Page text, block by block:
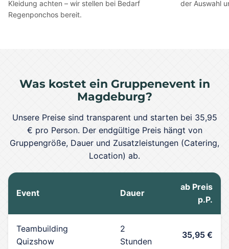
Kleidung achten – wir stellen bei Bedarf
Regenponchos bereit.
der Auswahl
Was kostet ein Gruppenevent in
Magdeburg?
Unsere Preise sind transparent und starten bei 35,95
€ pro Person. Der endgültige Preis hängt von
Gruppengröße, Dauer und Zusatzleistungen (Catering,
Location) ab.
Event Dauer
ab Preis
p.P.
Teambuilding
Quizshow
2
Stunden
35,95 €